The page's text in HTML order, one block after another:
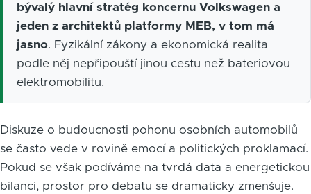
bývalý hlavní stratég koncernu Volkswagen a
jeden z architektů platformy MEB, v tom má
jasno. Fyzikální zákony a ekonomická realita
podle něj nepřipouští jinou cestu než bateriovou
elektromobilitu.
Diskuze o budoucnosti pohonu osobních automobilů
se často vede v rovině emocí a politických proklamací.
Pokud se však podíváme na tvrdá data a energetickou
bilanci, prostor pro debatu se dramaticky zmenšuje.